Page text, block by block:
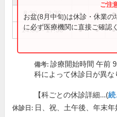
8:30～12:30 ● ● ●
14:30～17:30 ● ● ●
お盆(8月中旬)は休診・休業
に必ず医療機関に直接ご確認
備考: 診療開始時間 午前
科によって休診日が異な
【科ごとの休診詳細...(続
休診日: 日、祝、土午後、年末年